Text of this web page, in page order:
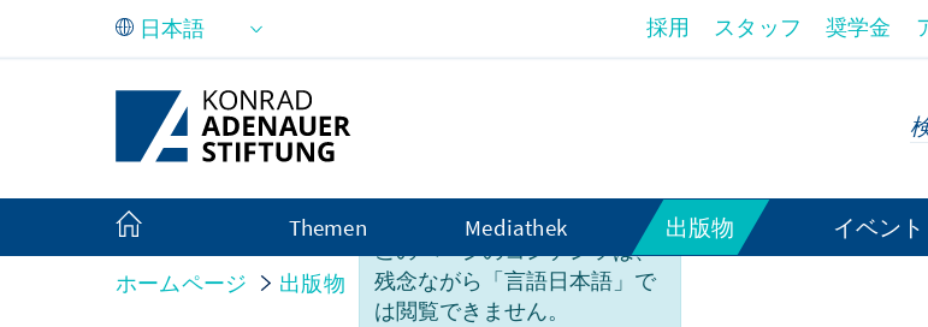
メインコンテンツにスキップ
このページのコンテンツは、
残念ながら「言語日本語」で
は閲覧できません。
採用 スタッフ 奨学金
Themen Mediathek 出版物 イベント
ホームページ 出版物 イベントへの寄稿